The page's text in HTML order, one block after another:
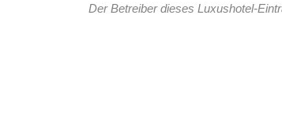
Der Betreiber dieses Luxushotel-